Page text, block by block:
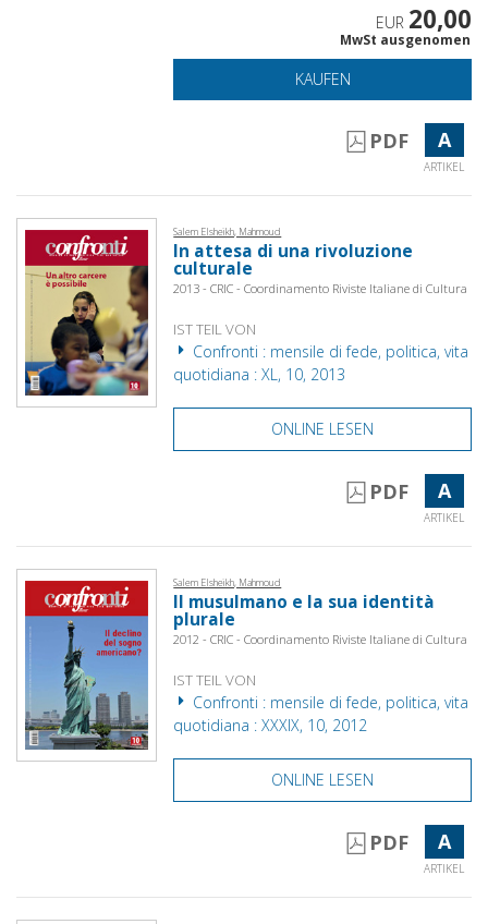
EUR 20,00
MwSt ausgenomen
KAUFEN
PDF A
ARTIKEL
Salem Elsheikh, Mahmoud
In attesa di una rivoluzione
culturale
2013 - CRIC - Coordinamento Riviste Italiane di Cultura
IST TEIL VON
Confronti : mensile di fede, politica, vita
quotidiana : XL, 10, 2013
ONLINE LESEN
PDF A
ARTIKEL
Salem Elsheikh, Mahmoud
Il musulmano e la sua identità
plurale
2012 - CRIC - Coordinamento Riviste Italiane di Cultura
IST TEIL VON
Confronti : mensile di fede, politica, vita
quotidiana : XXXIX, 10, 2012
ONLINE LESEN
PDF A
ARTIKEL